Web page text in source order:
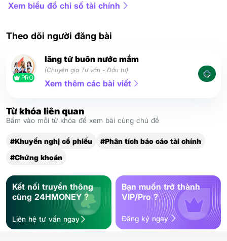
Xem biểu đồ chỉ số tài chính
Theo dõi người đăng bài
PRO
lãng tử buôn nước mắm
(Chuyên gia Tư vấn - Đầu tư)
Xem thêm các bài viết
Từ khóa liên quan
Bấm vào mỗi từ khóa để xem bài cùng chủ đề
#Khuyến nghị cổ phiếu
#Phân tích báo cáo tài chính
#Chứng khoán
Kết nối truyền thông
cùng 24HMONEY ?
Liên hệ tư vấn ngay
Bạn muốn trở thành
VIP/Pro ?
Đăng ký ngay